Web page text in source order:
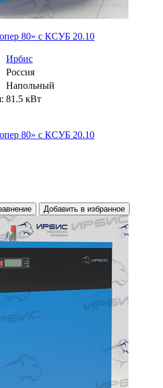
80» с КСУБ 20.10
Ирбис
Россия
Напольный
81.5 кВт
80» с КСУБ 20.10
Добавить в избранное